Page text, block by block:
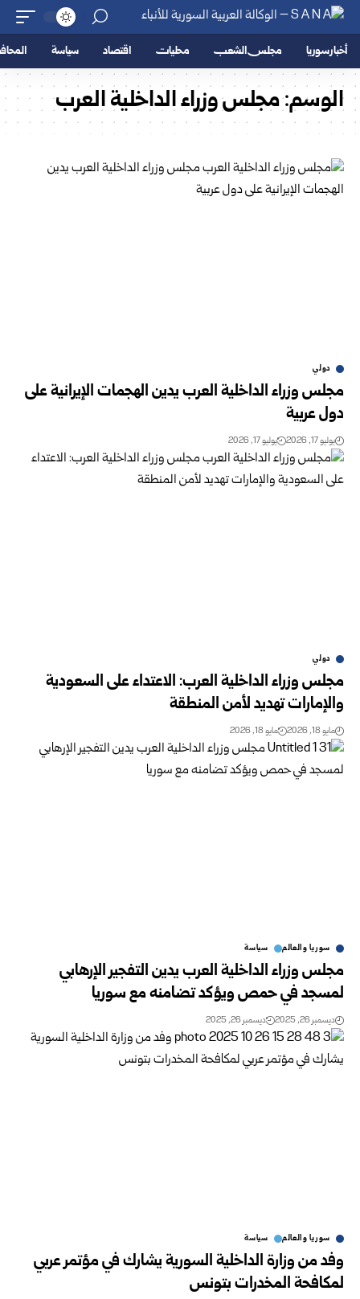
أخبار سوريا مجلس الشعب محليات اقتصاد سياسة
الوسم:مجلس وزراء الداخلية العرب
دولي
مجلس وزراء الداخلية العرب يدين الهجمات الإيرانية على
دول عربية
يوليو 17, 2026 يوليو 17, 2026
دولي
مجلس وزراء الداخلية العرب: الاعتداء على السعودية
والإمارات تهديد لأمن المنطقة
مايو 18, 2026 مايو 18, 2026
سوريا والعالم سياسة
مجلس وزراء الداخلية العرب يدين التفجير الإرهابي
لمسجد في حمص ويؤكد تضامنه مع سوريا
ديسمبر 26, 2025 ديسمبر 26, 2025
سوريا والعالم سياسة
وفد من وزارة الداخلية السورية يشارك في مؤتمر عربي
لمكافحة المخدرات بتونس